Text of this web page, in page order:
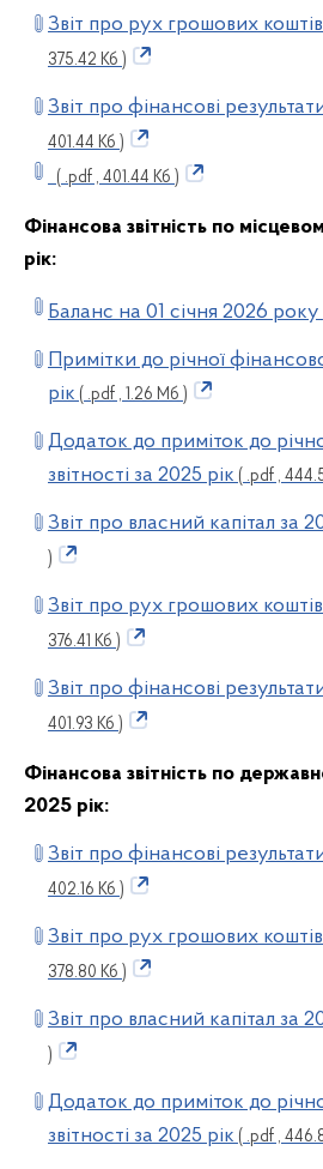
Звіт про рух грошових
375.42 Кб )
Звіт про фінансові
401.44 Кб )
( .pdf , 401.44 Кб )
Фінансова звітність по
рік:
Баланс на 01 січня 2026 року
Примітки до річної
рік ( .pdf , 1.26 Мб )
Додаток до приміток до
звітності за 2025 рік ( .pdf ,
Звіт про власний капітал за
)
Звіт про рух грошових
376.41 Кб )
Звіт про фінансові
401.93 Кб )
Фінансова звітність по
2025 рік:
Звіт про фінансові
402.16 Кб )
Звіт про рух грошових
378.80 Кб )
Звіт про власний капітал за
)
Додаток до приміток до
звітності за 2025 рік ( .pdf ,